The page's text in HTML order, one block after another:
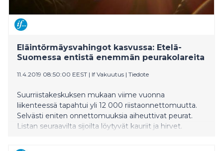
Eläintörmäysvahingot kasvussa: Etelä-
Suomessa entistä enemmän peurakolareita
11.4.2019 08:50:00 EEST | If Vakuutus | Tiedote
Suurriistakeskuksen mukaan viime vuonna
liikenteessä tapahtui yli 12 000 riistaonnettomuutta.
Selvästi eniten onnettomuuksia aiheuttivat peurat.
Listan seuraavilta sijoilta löytyvät kauriit ja hirvet.